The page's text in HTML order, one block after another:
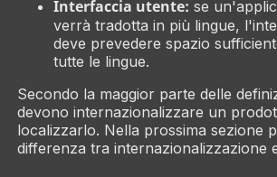
Interfaccia utente: se
verrà tradotta in più lingue,
deve prevedere spazio
tutte le lingue.
Secondo la maggior parte delle
devono internazionalizzare un
localizzarlo. Nella prossima sezione
differenza tra internazionalizzazione